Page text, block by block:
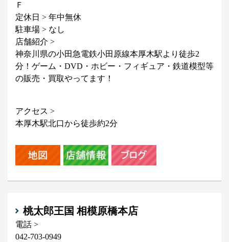
Ｆ
定休日 > 年中無休
駐車場 > なし
店舗紹介 >
神奈川県の小田急電鉄小田原線本厚木駅より徒歩2
分！ゲーム・DVD・ホビー・フィギュア・鉄道模型等
の販売・買取やってます！
アクセス >
本厚木駅北口から徒歩約2分
桃太郎王国 相模原橋本店
電話 >
042-703-0949